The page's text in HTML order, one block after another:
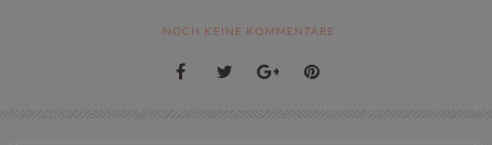
NOCH KEINE KOMMENTARE